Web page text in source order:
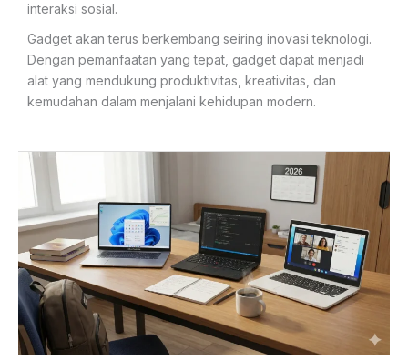
interaksi sosial.
Gadget akan terus berkembang seiring inovasi teknologi.
Dengan pemanfaatan yang tepat, gadget dapat menjadi
alat yang mendukung produktivitas, kreativitas, dan
kemudahan dalam menjalani kehidupan modern.
Rekomendasi
Laptop
Pelajar
3
jutaan
sudah
SSD
2026:
Anti
Lemot